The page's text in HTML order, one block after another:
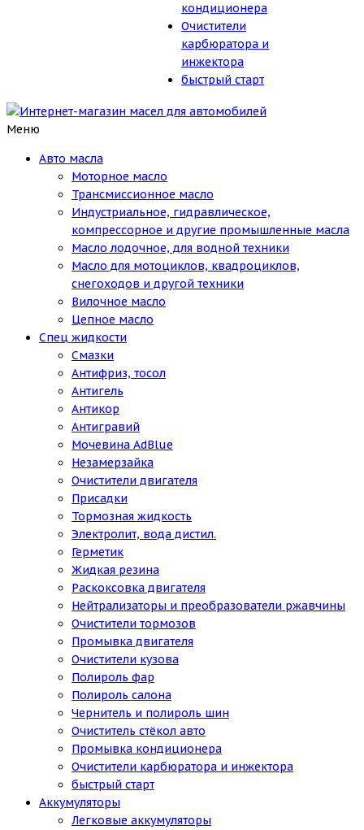
кондиционера
Очистители
карбюратора и
инжектора
быстрый старт
Меню
Авто масла
Моторное масло
Трансмиссионное масло
Индустриальное, гидравлическое,
компрессорное и другие промышленные масла
Масло лодочное, для водной техники
Масло для мотоциклов, квадроциклов,
снегоходов и другой техники
Вилочное масло
Цепное масло
Спец жидкости
Смазки
Антифриз, тосол
Антигель
Антикор
Антигравий
Мочевина AdBlue
Незамерзайка
Очистители двигателя
Присадки
Тормозная жидкость
Электролит, вода дистил.
Герметик
Жидкая резина
Раскоксовка двигателя
Нейтрализаторы и преобразователи ржавчины
Очистители тормозов
Промывка двигателя
Очистители кузова
Полироль фар
Полироль салона
Чернитель и полироль шин
Очиститель стёкол авто
Промывка кондиционера
Очистители карбюратора и инжектора
быстрый старт
Аккумуляторы
Легковые аккумуляторы